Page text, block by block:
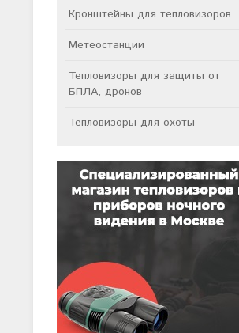
Кронштейны для тепловизоров
Метеостанции
Тепловизоры для защиты от
БПЛА, дронов
Тепловизоры для охоты